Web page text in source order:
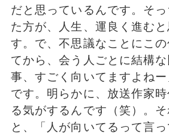
だと思っているんです。そ
た方が、人生、運良く進む
す。で、不思議なことにこ
てから、会う人ごとに結構
事、すごく向いてますよね
です。明らかに、放送作家
る気がするんです（笑）。
と、「人が向いてるって言